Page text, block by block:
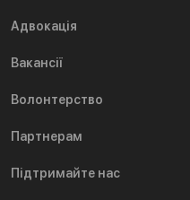
Адвокація
Вакансії
Волонтерство
Партнерам
Підтримайте нас